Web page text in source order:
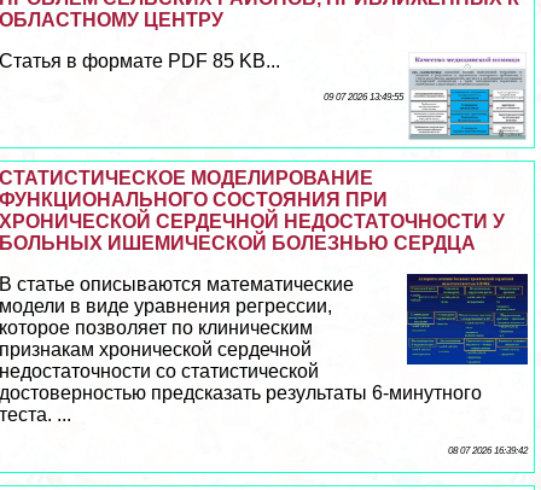
ОБЛАСТНОМУ ЦЕНТРУ
Статья в формате PDF 85 KB...
09 07 2026 13:49:55
СТАТИСТИЧЕСКОЕ МОДЕЛИРОВАНИЕ
ФУНКЦИОНАЛЬНОГО СОСТОЯНИЯ ПРИ
ХРОНИЧЕСКОЙ СЕРДЕЧНОЙ НЕДОСТАТОЧНОСТИ У
БОЛЬНЫХ ИШЕМИЧЕСКОЙ БОЛЕЗНЬЮ СЕРДЦА
В статье описываются математические
модели в виде уравнения регрессии,
которое позволяет по клиническим
признакам хронической сердечной
недостаточности со статистической
достоверностью предсказать результаты 6-минутного
теста. ...
08 07 2026 16:39:42